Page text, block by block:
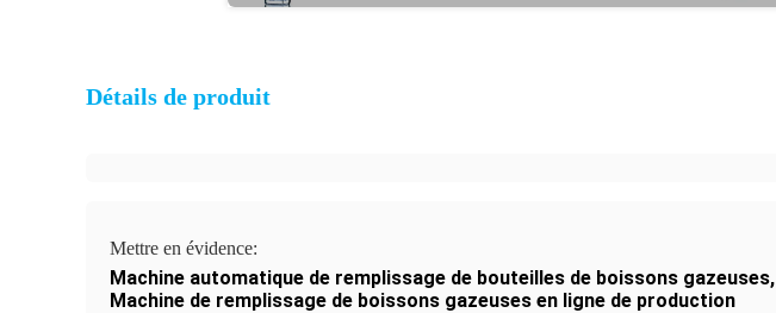
Détails de produit
Mettre en évidence:
Machine automatique de remplissage de bouteilles de boissons gazeuses,
Machine de remplissage de boissons gazeuses en ligne de production